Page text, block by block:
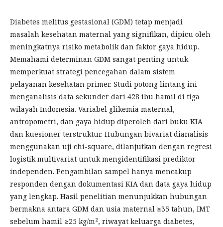
Diabetes melitus gestasional (GDM) tetap menjadi
masalah kesehatan maternal yang signifikan, dipicu oleh
meningkatnya risiko metabolik dan faktor gaya hidup.
Memahami determinan GDM sangat penting untuk
memperkuat strategi pencegahan dalam sistem
pelayanan kesehatan primer. Studi potong lintang ini
menganalisis data sekunder dari 428 ibu hamil di tiga
wilayah Indonesia. Variabel glikemia maternal,
antropometri, dan gaya hidup diperoleh dari buku KIA
dan kuesioner terstruktur. Hubungan bivariat dianalisis
menggunakan uji chi-square, dilanjutkan dengan regresi
logistik multivariat untuk mengidentifikasi prediktor
independen. Pengambilan sampel hanya mencakup
responden dengan dokumentasi KIA dan data gaya hidup
yang lengkap. Hasil penelitian menunjukkan hubungan
bermakna antara GDM dan usia maternal ≥35 tahun, IMT
sebelum hamil ≥25 kg/m², riwayat keluarga diabetes,